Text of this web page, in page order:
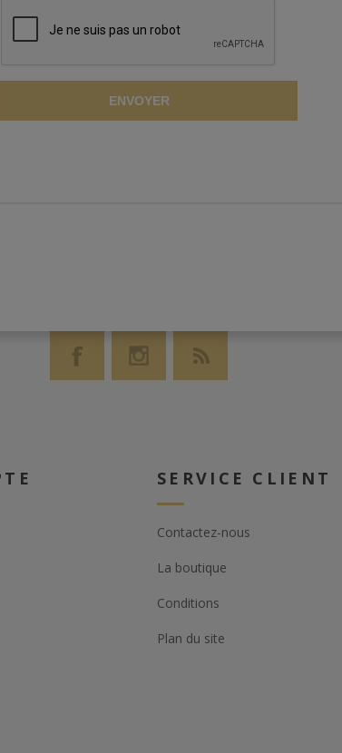
ENVOYER
SERVICE CLIENT
Contactez-nous
La boutique
Conditions
Plan du site